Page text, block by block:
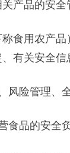
产品的安全
用农产品
有关安全
管理、全
品的安全负